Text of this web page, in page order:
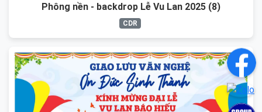
Phông nền - backdrop Lễ Vu Lan 2025 (8)
CDR